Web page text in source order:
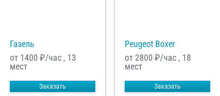
Газель
от 1400 ₽/час , 13
мест
Заказать
Peugeot Boxer
от 2800 ₽/час , 18
мест
Заказать
Отправить заказ